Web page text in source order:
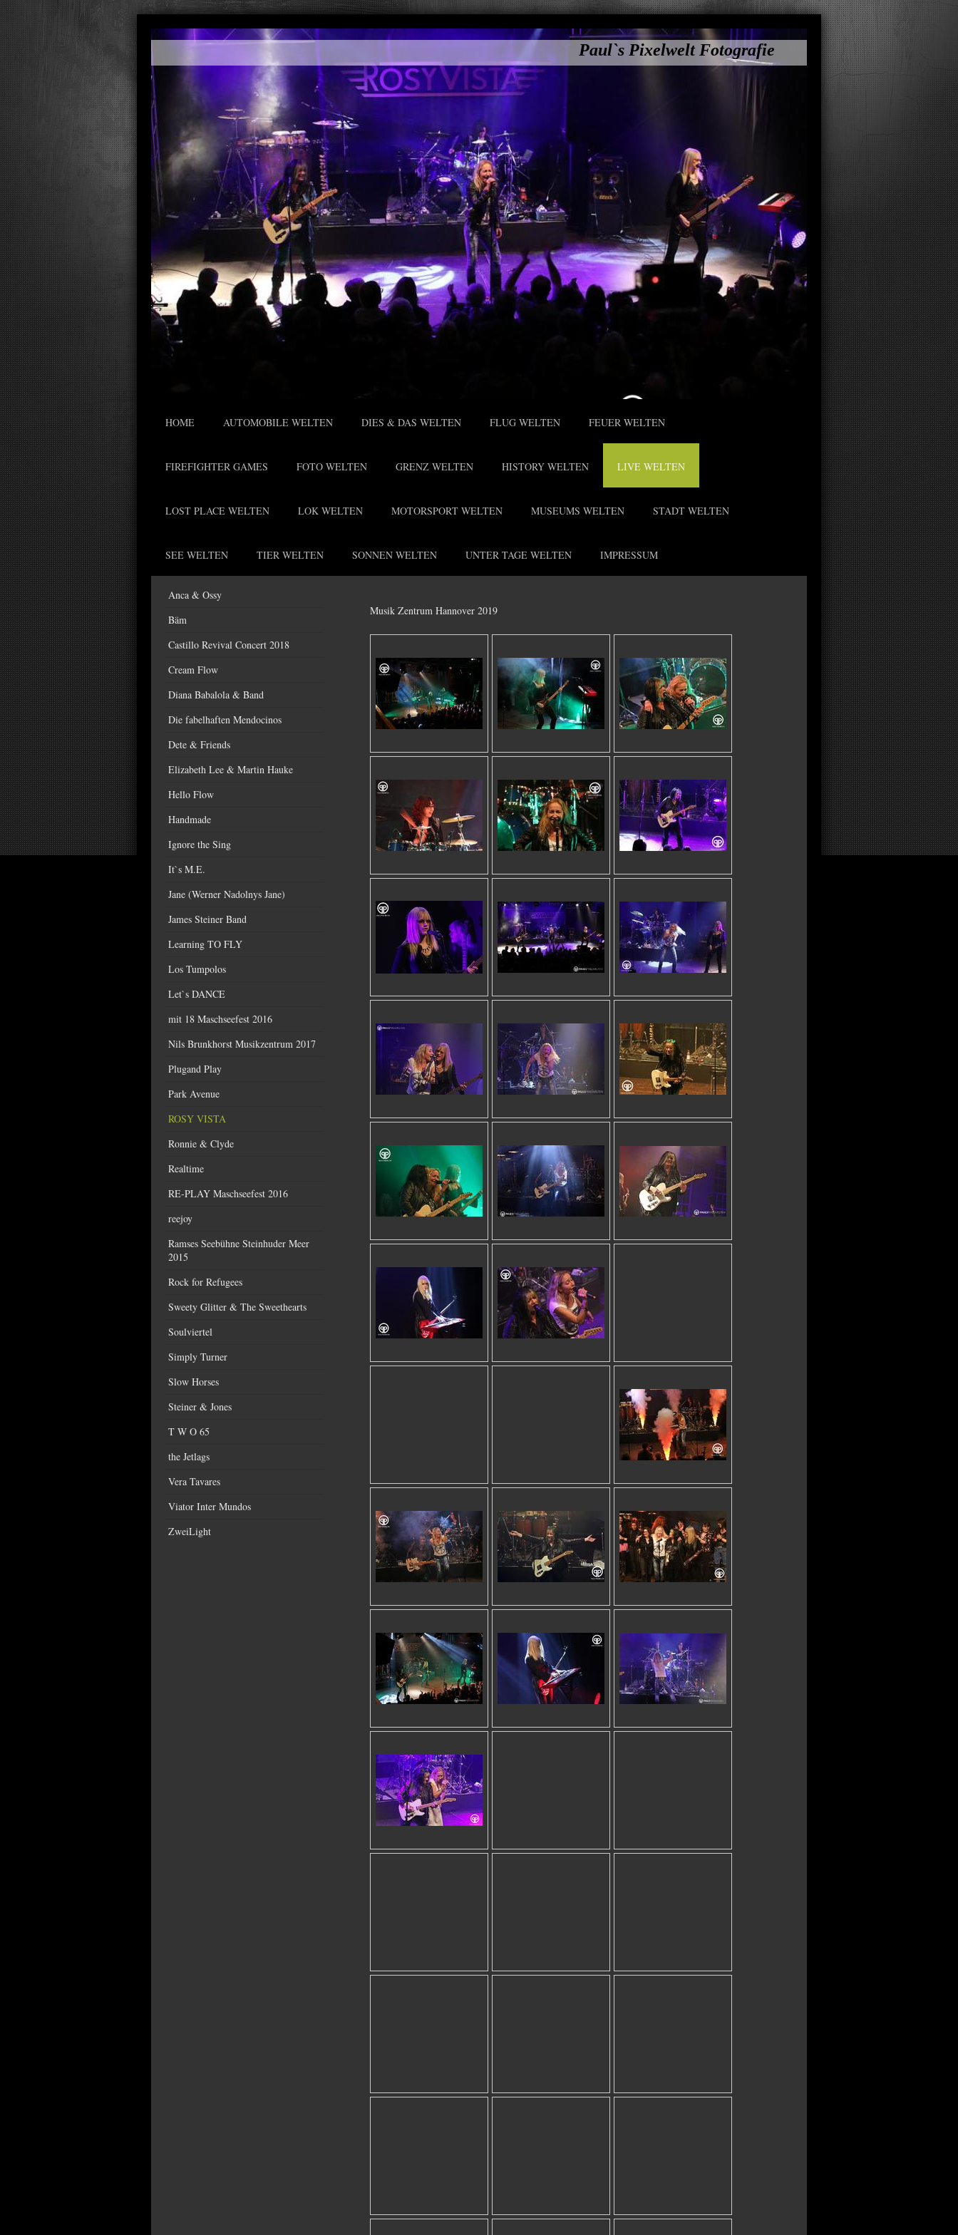
Paul`s Pixelwelt Fotografie
HOME AUTOMOBILE WELTEN DIES & DAS WELTEN FLUG WELTEN FEUER WELTEN
FIREFIGHTER GAMES FOTO WELTEN GRENZ WELTEN HISTORY WELTEN LIVE WELTEN
LOST PLACE WELTEN LOK WELTEN MOTORSPORT WELTEN MUSEUMS WELTEN STADT WELTEN
SEE WELTEN TIER WELTEN SONNEN WELTEN UNTER TAGE WELTEN IMPRESSUM
Musik Zentrum Hannover 2019
Anca & Ossy
Bäm
Castillo Revival Concert 2018
Cream Flow
Diana Babalola & Band
Die fabelhaften Mendocinos
Dete & Friends
Elizabeth Lee & Martin Hauke
Hello Flow
Handmade
Ignore the Sing
It`s M.E.
Jane (Werner Nadolnys Jane)
James Steiner Band
Learning TO FLY
Los Tumpolos
Let`s DANCE
mit 18 Maschseefest 2016
Nils Brunkhorst Musikzentrum 2017
Plugand Play
Park Avenue
ROSY VISTA
Ronnie & Clyde
Realtime
RE-PLAY Maschseefest 2016
reejoy
Ramses Seebühne Steinhuder Meer
2015
Rock for Refugees
Sweety Glitter & The Sweethearts
Soulviertel
Simply Turner
Slow Horses
Steiner & Jones
T W O 65
the Jetlags
Vera Tavares
Viator Inter Mundos
ZweiLight